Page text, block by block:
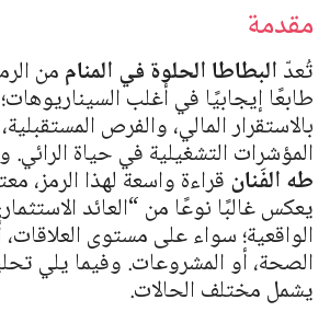
مقدمة
تُعدّالبطاطا الحلوة في المناممن
طابعًا إيجابيًا في أغلب
بالاستقرار المالي، والفرص
المؤشرات التشغيلية في حياة
طه الفَنانقراءة واسعة لهذا الرمز،
يعكس غالبًا نوعًا من “العائد
الواقعية؛ سواء على مستوى العلاقات،
الصحة، أو المشروعات. وفيما يلي
يشمل مختلف الحالات.